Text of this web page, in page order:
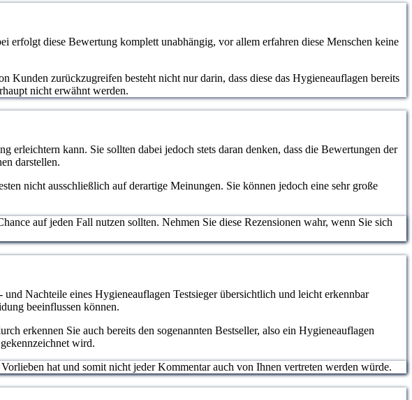
diese Bewertung komplett unabhängig, vor allem erfahren diese Menschen keine
zurückzugreifen besteht nicht nur darin, dass diese das Hygieneauflagen bereits
nicht erwähnt werden.
erleichtern kann. Sie sollten dabei jedoch stets daran denken, dass die Bewertungen der
darstellen.
nicht ausschließlich auf derartige Meinungen. Sie können jedoch eine sehr große
auf jeden Fall nutzen sollten. Nehmen Sie diese Rezensionen wahr, wenn Sie sich
Nachteile eines Hygieneauflagen Testsieger übersichtlich und leicht erkennbar
beeinflussen können.
erkennen Sie auch bereits den sogenannten Bestseller, also ein Hygieneauflagen
wird.
hat und somit nicht jeder Kommentar auch von Ihnen vertreten werden würde.